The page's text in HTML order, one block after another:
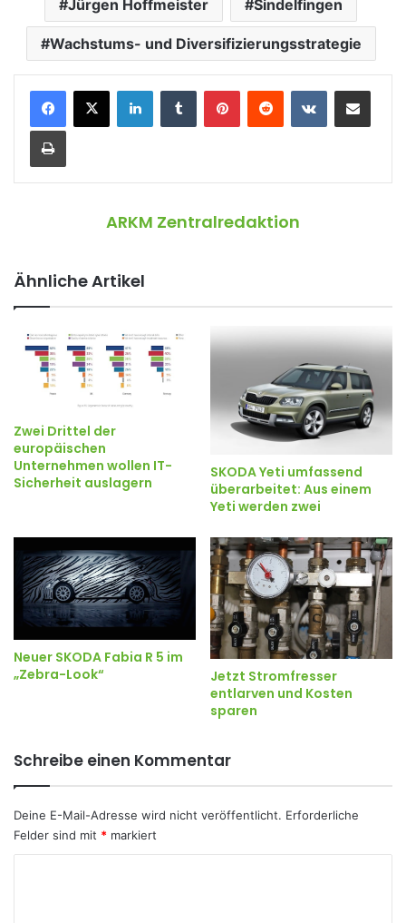
Jürgen Hoffmeister Sindelfingen
Wachstums- und Diversifizierungsstrategie
ARKM Zentralredaktion
Ähnliche Artikel
Zwei Drittel der
europäischen
Unternehmen wollen IT-
Sicherheit auslagern
SKODA Yeti umfassend
überarbeitet: Aus einem
Yeti werden zwei
Neuer SKODA Fabia R 5 im
„Zebra-Look“
Jetzt Stromfresser
entlarven und Kosten
sparen
Schreibe einen Kommentar
Deine E-Mail-Adresse wird nicht veröffentlicht. Erforderliche
Felder sind mit * markiert